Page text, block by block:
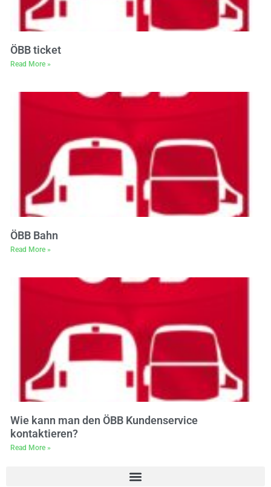
ÖBB ticket
Read More »
ÖBB Bahn
Read More »
Wie kann man den ÖBB Kundenservice
kontaktieren?
Read More »